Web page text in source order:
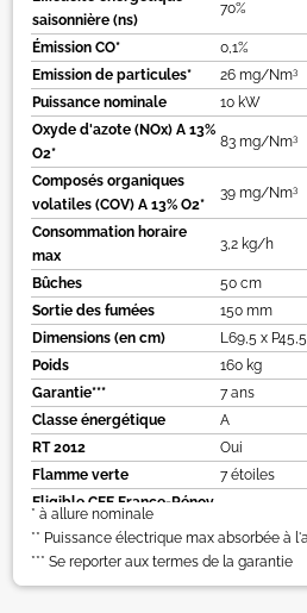
saisonnière (ns)
70%
Émission CO*
0,1%
Emission de particules*
26 mg/Nm3
Puissance nominale
10 kW
Oxyde d'azote (NOx) A 13%
O2*
83 mg/Nm3
Composés organiques
volatiles (COV) A 13% O2*
39 mg/Nm3
Consommation horaire
max
3,2 kg/h
Bûches
50 cm
Sortie des fumées
150 mm
Dimensions (en cm)
L69,5 x
Poids
160 kg
Garantie***
7 ans
Classe énergétique
A
RT 2012
Oui
Flamme verte
7 étoiles
Eligible CEE France-Rénov
* à allure nominale
** Puissance électrique max absorbée à
*** Se reporter aux termes de la garantie